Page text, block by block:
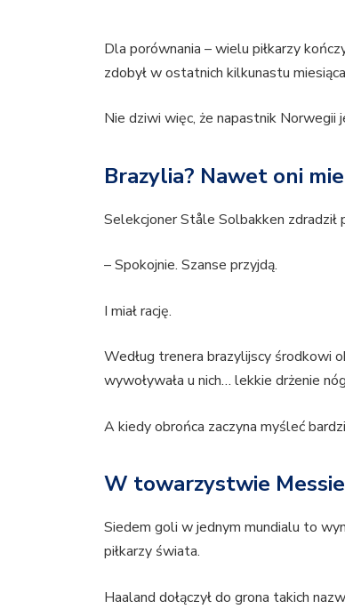
Dla porównania – wielu piłkarzy
zdobył w ostatnich kilkunastu
Nie dziwi więc, że napastnik
Brazylia? Nawet oni
Selekcjoner Ståle Solbakken
– Spokojnie. Szanse przyjdą.
I miał rację.
Według trenera brazylijscy środkowi
wywoływała u nich… lekkie drżenie
A kiedy obrońca zaczyna myśleć
W towarzystwie
Siedem goli w jednym mundialu to
piłkarzy świata.
Haaland dołączył do grona takich